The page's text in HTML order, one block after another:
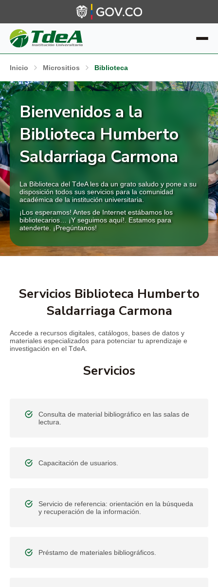
Inicio Micrositios Biblioteca
Bienvenidos a la
Biblioteca Humberto
Saldarriaga Carmona
La Biblioteca del TdeA les da un grato saludo y pone a su
disposición todos sus servicios para la comunidad
académica de la institución universitaria.
¡Los esperamos! Antes de Internet estábamos los
bibliotecarios… ¡Y seguimos aquí!. Estamos para
atenderte. ¡Pregúntanos!
Servicios Biblioteca Humberto
Saldarriaga Carmona
Accede a recursos digitales, catálogos, bases de datos y
materiales especializados para potenciar tu aprendizaje e
investigación en el TdeA.
Servicios
Consulta de material bibliográfico en las salas de
lectura.
Capacitación de usuarios.
Servicio de referencia: orientación en la búsqueda
y recuperación de la información.
Préstamo de materiales bibliográficos.